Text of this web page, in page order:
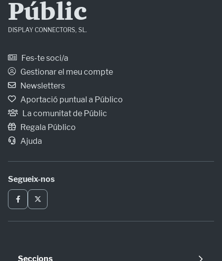
Públic
DISPLAY CONNECTORS, SL.
Fes-te soci/a
Gestionar el meu compte
Newsletters
Aportació puntual a Público
La comunitat de Públic
Regala Público
Ajuda
Segueix-nos
Seccions